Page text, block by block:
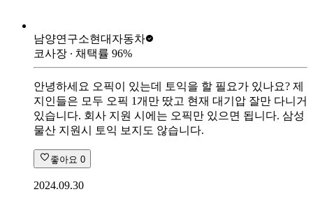
남양연구소현대자동차
코사장 ∙ 채택률 96%
안녕하세요 오픽이 있는데 토익을 할 필요가 있나요? 제
지인들은 모두 오픽 1개만 땄고 현재 대기압 잘만 다니거
있습니다. 회사 지원 시에는 오픽만 있으면 됩니다. 삼성
물산 지원시 토익 보지도 않습니다.
좋아요 0
2024.09.30